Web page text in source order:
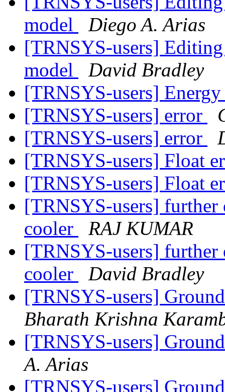
model
Diego A. Arias
[TRNSYS-users]
model
David Bradley
[TRNSYS-users]
[TRNSYS-users] error
[TRNSYS-users] error
[TRNSYS-users] Float
[TRNSYS-users] Float
[TRNSYS-users]
cooler
RAJ KUMAR
[TRNSYS-users]
cooler
David Bradley
[TRNSYS-users]
Bharath Krishna
[TRNSYS-users]
A. Arias
[TRNSYS-users]